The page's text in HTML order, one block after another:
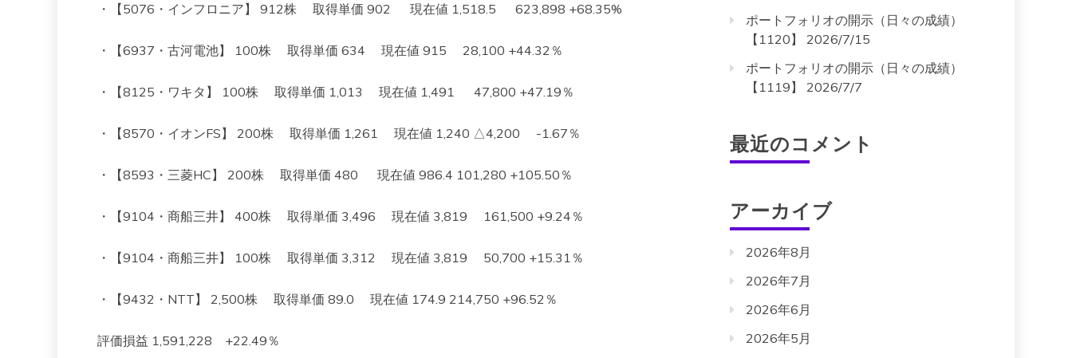
・【5076・インフロニア】 912株 取得単価 902 現在値 1,518.5 623,898 +68.35%
・【6937・古河電池】 100株 取得単価 634 現在値 915 28,100 +44.32％
・【8125・ワキタ】 100株 取得単価 1,013 現在値 1,491 47,800 +47.19％
・【8570・イオンFS】 200株 取得単価 1,261 現在値 1,240 △4,200 -1.67％
・【8593・三菱HC】 200株 取得単価 480 現在値 986.4 101,280 +105.50％
・【9104・商船三井】 400株 取得単価 3,496 現在値 3,819 161,500 +9.24％
・【9104・商船三井】 100株 取得単価 3,312 現在値 3,819 50,700 +15.31％
・【9432・NTT】 2,500株 取得単価 89.0 現在値 174.9 214,750 +96.52％
評価損益 1,591,228 +22.49％
ポートフォリオの開示（日々の成績）
【1120】 2026/7/15
ポートフォリオの開示（日々の成績）
【1119】 2026/7/7
最近のコメント
アーカイブ
2026年8月
2026年7月
2026年6月
2026年5月